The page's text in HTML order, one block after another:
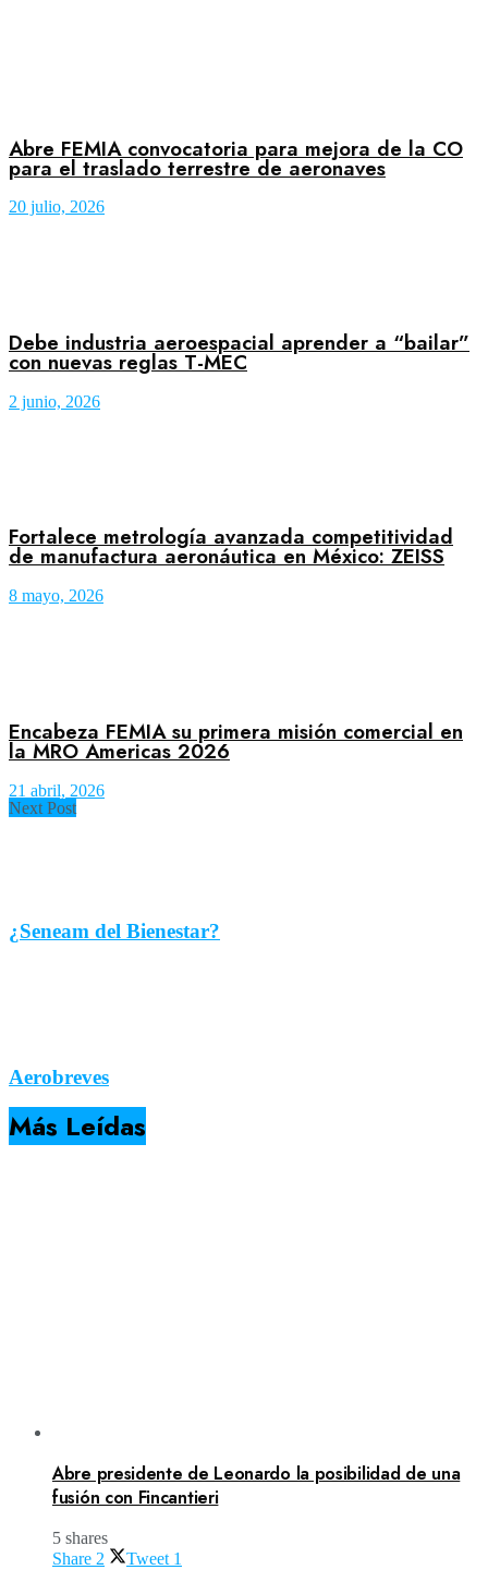
Abre FEMIA convocatoria para mejora de la CO
para el traslado terrestre de aeronaves
20 julio, 2026
Debe industria aeroespacial aprender a “bailar”
con nuevas reglas T-MEC
2 junio, 2026
Fortalece metrología avanzada competitividad
de manufactura aeronáutica en México: ZEISS
8 mayo, 2026
Encabeza FEMIA su primera misión comercial en
la MRO Americas 2026
21 abril, 2026
Next Post
¿Seneam del Bienestar?
Aerobreves
Más Leídas
Abre presidente de Leonardo la posibilidad de una
fusión con Fincantieri
5 shares
Share 2 Tweet 1